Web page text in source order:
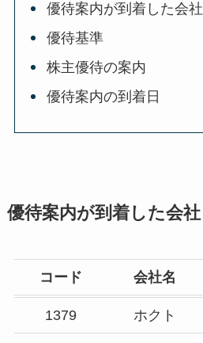
優待案内が到着した会社
優待基準
株主優待の案内
優待案内の到着日
優待案内が到着した会社
コード 会社名
1379 ホクト